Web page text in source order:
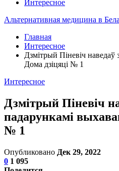
Интересное
Альтернативная медицина в
Главная
Интересное
Дзмітрый Піневіч наведаў
Дома дзіцяці № 1
Интересное
Дзмітрый Піневіч
падарункамі
№ 1
Опубликовано Дек 29, 2022
0 1 095